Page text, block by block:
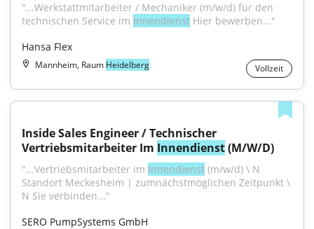
"...Werkstattmitarbeiter / Mechaniker (m/w/d) für den
technischen Service im Innendienst Hier bewerben..."
Hansa Flex
Mannheim, Raum Heidelberg Vollzeit
Inside Sales Engineer / Technischer
Vertriebsmitarbeiter Im Innendienst (M/W/D)
"...Vertriebsmitarbeiter im Innendienst (m/w/d) \ N
Standort Meckesheim | zumnächstmöglichen Zeitpunkt \
N Sie verbinden..."
SERO PumpSystems GmbH